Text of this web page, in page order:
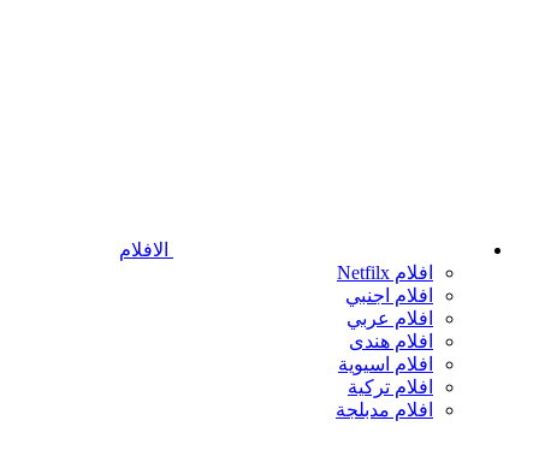
الافلام
افلام Netfilx
افلام اجنبي
افلام عربي
افلام هندى
افلام اسيوية
افلام تركية
افلام مدبلجة